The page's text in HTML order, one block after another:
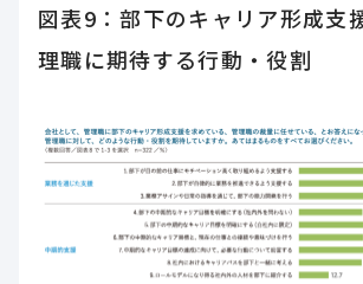
図表9：部下のキャリア形成支
理職に期待する行動・役割